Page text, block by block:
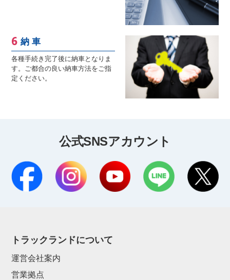
納 車
各種手続き完了後に納車となりま
す。ご都合の良い納車方法をご指
定ください。
公式SNSアカウント
トラックランドについて
運営会社案内
営業拠点